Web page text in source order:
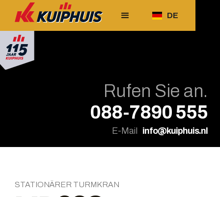
DE
Rufen Sie an.
088-7890 555
E-Mail info@kuiphuis.nl
STATIONÄRER TURMKRAN